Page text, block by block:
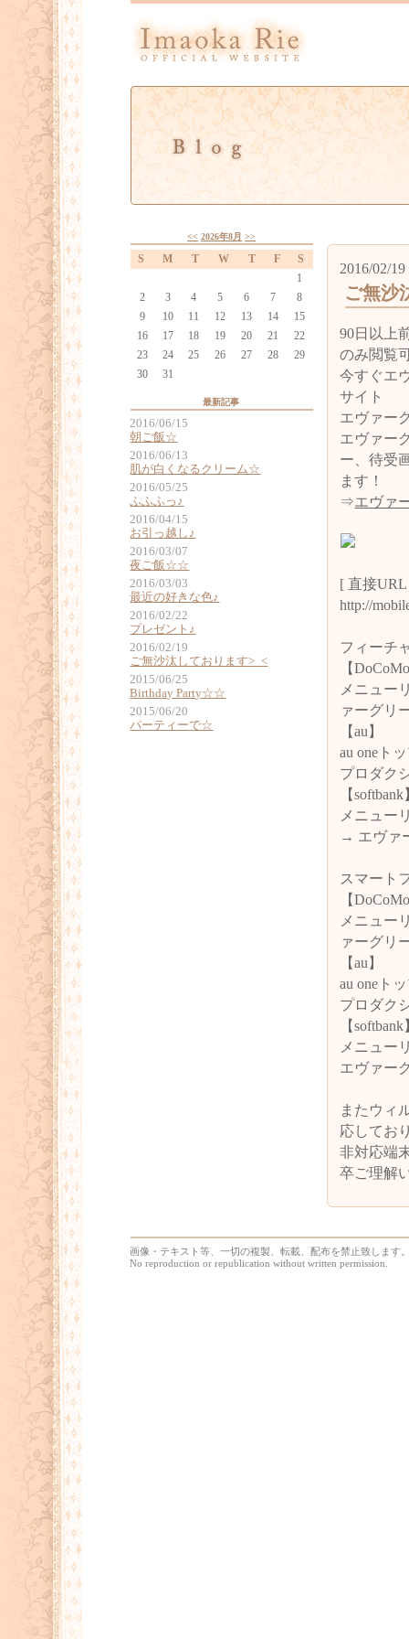
2016/02/19
ご無沙
90日以上
のみ閲覧
今すぐエ
サイト
エヴァー
エヴァー
ー、待受
ます！
⇒エヴァ
[ 直接
http://
フィーチ
【
メニュー
ァーグリ
【au】
au oneト
プロダク
【softbank
メニュー
→ エヴァ
スマート
【
メニュー
ァーグリ
【au】
au oneト
プロダク
【softbank
メニュー
エヴァー
またウィ
応してお
非対応端
卒ご理解
<< 2026年8月 >>
S M T W T F
S
1
2
3 4 5 6 7
8
9
10 11 12 13 14
15
16
17 18 19 20 21
22
23
24 25 26 27 28
29
30
31
最新記事
2016/06/15
朝ご飯☆
2016/06/13
肌が白くなるクリーム☆
2016/05/25
ふふふっ♪
2016/04/15
お引っ越し♪
2016/03/07
夜ご飯☆☆
2016/03/03
最近の好きな色♪
2016/02/22
プレゼント♪
2016/02/19
ご無沙汰しております>_<
2015/06/25
Birthday Party☆☆
2015/06/20
パーティーで☆
画像・テキスト等、一切の複製、転載、配布を禁止致します
No reproduction or republication without written permission.